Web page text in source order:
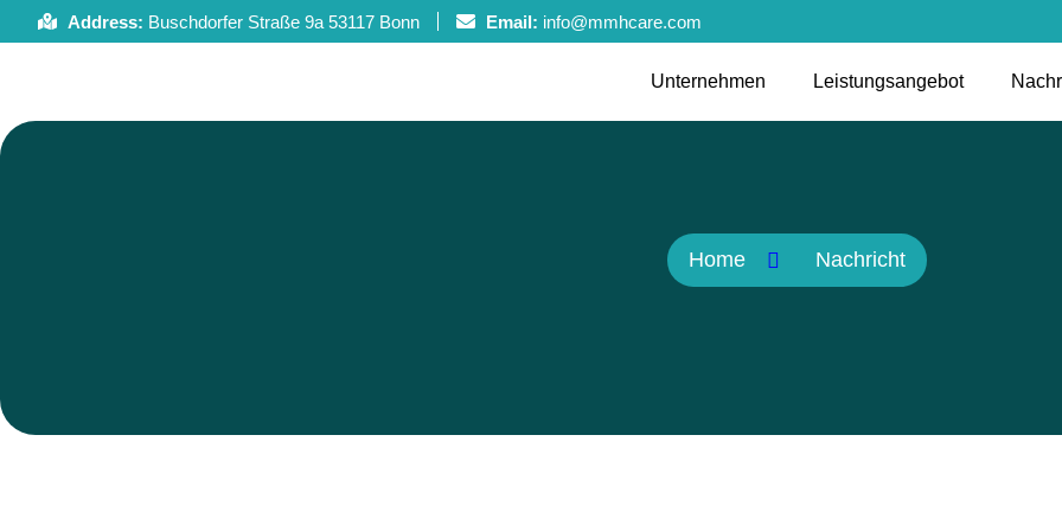
Inhalt
Address: Buschdorfer Straße 9a 53117 Bonn Email: info@mmhcare.com
Unternehmen Leistungsangebot
Home Nachricht